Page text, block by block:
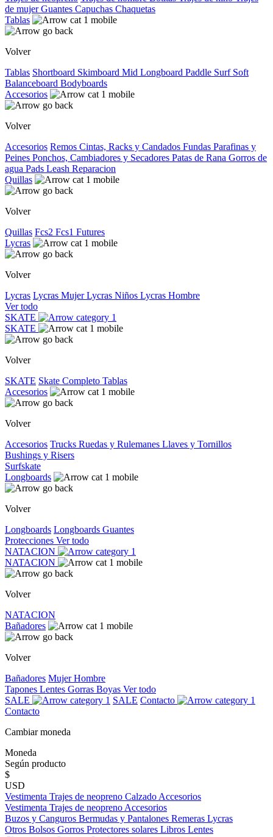
de mujerGuantes Capuchas Chaquetas
Tablas
Volver
Tablas Shortboard Skimboard Mid Longboard Paddle Surf Soft
Balanceboard Bodyboards
Accesorios
Volver
Accesorios Remos Cintas, Racks y Candados Fundas Parafinas y
Peines Ponchos, Cambiadores y Secadores Patas de Rana Gorros de
agua Pads Leash Reparacion
Quillas
Volver
Quillas Fcs2 Fcs1 Futures
Lycras
Volver
Lycras Lycras MujerLycras Niños Lycras Hombre
Ver todo
SKATE
SKATE
Volver
SKATE Skate Completo Tablas
Accesorios
Volver
Accesorios Trucks Ruedas y Rulemanes Llaves y Tornillos
Bushings y Risers
Surfskate
Longboards
Volver
Longboards Longboards Guantes
Protecciones Ver todo
NATACION
NATACION
Volver
NATACION
Bañadores
Volver
Bañadores MujerHombre
Tapones Lentes Gorras Boyas Ver todo
SALE
SALE Contacto
Contacto
Cambiar moneda
Moneda
Según producto
$
USD
Vestimenta Trajes de neopreno Calzado Accesorios
Vestimenta Trajes de neopreno Accesorios
Buzos y Canguros Bermudas y Pantalones Remeras Lycras
Otros Bolsos Gorros Protectores solares Libros Lentes